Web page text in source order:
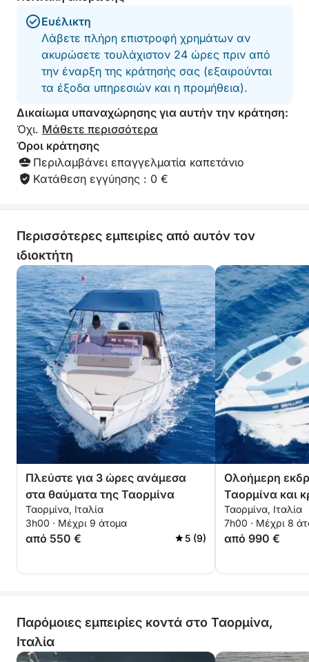
προσδοκίες μας
συνιστούσαμε
όποιον αναζητά
στο νερό στη
ευχαριστούμε,
για την τόσο
Ευέλικτη
Λάβετε πλήρη επιστροφή χρημάτων αν
ακυρώσετε τουλάχιστον 24 ώρες πριν από
την έναρξη της κράτησής σας (εξαιρούνται
τα έξοδα υπηρεσιών και η προμήθεια).
Δικαίωμα υπαναχώρησης για αυτήν την κράτηση:
Όχι. Μάθετε περισσότερα
Όροι κράτησης
Περιλαμβάνει επαγγελματία καπετάνιο
Κατάθεση εγγύησης : 0 €
Περισσότερες εμπειρίες από αυτόν τον
ιδιοκτήτη
Πλεύστε για 3 ώρες ανάμεσα
στα θαύματα της Ταορμίνα
Ταορμίνα, Ιταλία
3h00 · Μέχρι 9 άτομα
από 550 € 5 (9)
Ολοήμερη
Ταορμίνα και
κολπίσκων
Ταορμίνα, Ιταλία
7h00 · Μέχρι 8
από 990 €
Παρόμοιες εμπειρίες κοντά στο Ταορμίνα,
Ιταλία